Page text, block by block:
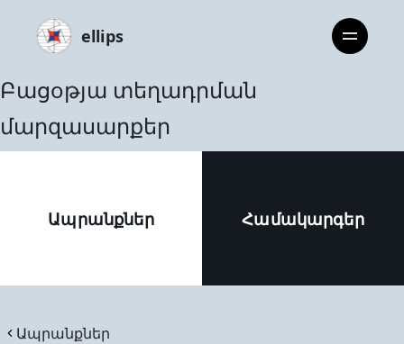
ellips
Բացoթյա տեղադրման
մարզասարքեր
Ապրանքներ Համակարգեր
Ապրանքներ